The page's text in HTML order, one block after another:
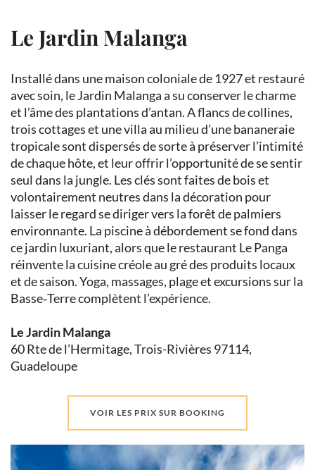
Le Jardin Malanga
Installé dans une maison coloniale de 1927 et restauré
avec soin, le Jardin Malanga a su conserver le charme
et l’âme des plantations d’antan. A flancs de collines,
trois cottages et une villa au milieu d’une bananeraie
tropicale sont dispersés de sorte à préserver l’intimité
de chaque hôte, et leur offrir l’opportunité de se sentir
seul dans la jungle. Les clés sont faites de bois et
volontairement neutres dans la décoration pour
laisser le regard se diriger vers la forêt de palmiers
environnante. La piscine à débordement se fond dans
ce jardin luxuriant, alors que le restaurant Le Panga
réinvente la cuisine créole au gré des produits locaux
et de saison. Yoga, massages, plage et excursions sur la
Basse‑Terre complètent l’expérience.
Le Jardin Malanga
60 Rte de l’Hermitage, Trois-Rivières 97114,
Guadeloupe
VOIR LES PRIX SUR BOOKING